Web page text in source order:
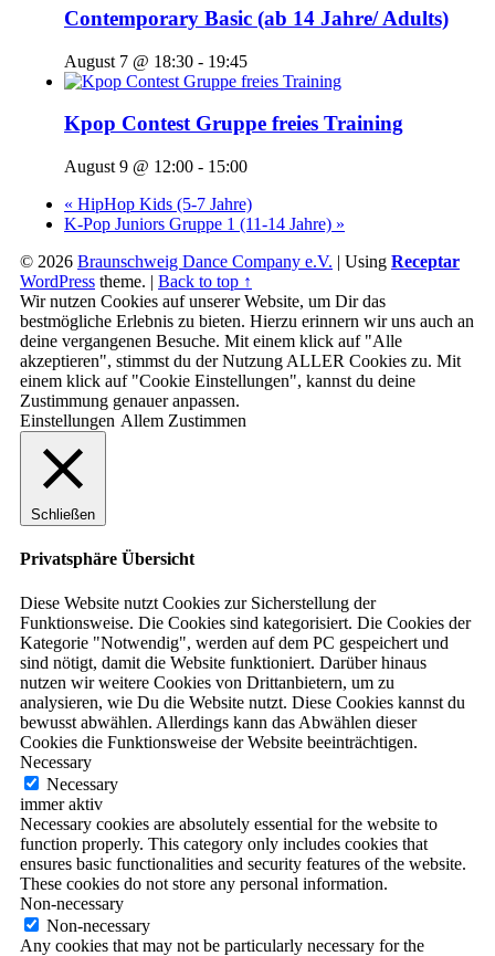
Contemporary Basic (ab 14 Jahre/ Adults)
August 7 @ 18:30 - 19:45
Kpop Contest Gruppe freies Training
August 9 @ 12:00 - 15:00
« HipHop Kids (5-7 Jahre)
K-Pop Juniors Gruppe 1 (11-14 Jahre) »
© 2026 Braunschweig Dance Company e.V. | Using Receptar
WordPress theme. | Back to top ↑
Wir nutzen Cookies auf unserer Website, um Dir das
bestmögliche Erlebnis zu bieten. Hierzu erinnern wir uns auch an
deine vergangenen Besuche. Mit einem klick auf "Alle
akzeptieren", stimmst du der Nutzung ALLER Cookies zu. Mit
einem klick auf "Cookie Einstellungen", kannst du deine
Zustimmung genauer anpassen.
Einstellungen Allem Zustimmen
Schließen
Privatsphäre Übersicht
Diese Website nutzt Cookies zur Sicherstellung der
Funktionsweise. Die Cookies sind kategorisiert. Die Cookies der
Kategorie "Notwendig", werden auf dem PC gespeichert und
sind nötigt, damit die Website funktioniert. Darüber hinaus
nutzen wir weitere Cookies von Drittanbietern, um zu
analysieren, wie Du die Website nutzt. Diese Cookies kannst du
bewusst abwählen. Allerdings kann das Abwählen dieser
Cookies die Funktionsweise der Website beeinträchtigen.
Necessary
Necessary
immer aktiv
Necessary cookies are absolutely essential for the website to
function properly. This category only includes cookies that
ensures basic functionalities and security features of the website.
These cookies do not store any personal information.
Non-necessary
Non-necessary
Any cookies that may not be particularly necessary for the